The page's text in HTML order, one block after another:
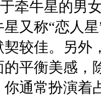
牛星的男女
又称“恋人
契较佳。另
平衡美感，
通常扮演着